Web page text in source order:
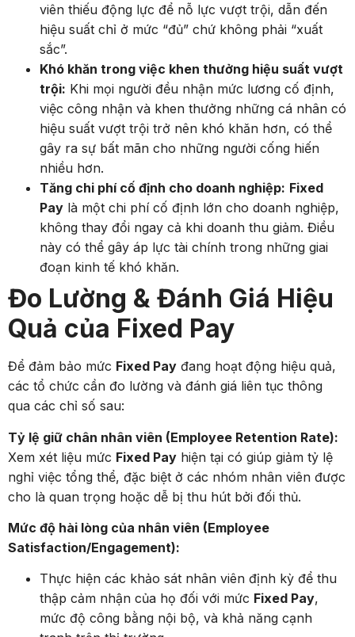
viên thiếu động lực để nỗ lực vượt trội, dẫn đến
hiệu suất chỉ ở mức “đủ” chứ không phải “xuất
sắc”.
Khó khăn trong việc khen thưởng hiệu suất vượt
trội: Khi mọi người đều nhận mức lương cố định,
việc công nhận và khen thưởng những cá nhân có
hiệu suất vượt trội trở nên khó khăn hơn, có thể
gây ra sự bất mãn cho những người cống hiến
nhiều hơn.
Tăng chi phí cố định cho doanh nghiệp: Fixed
Pay là một chi phí cố định lớn cho doanh nghiệp,
không thay đổi ngay cả khi doanh thu giảm. Điều
này có thể gây áp lực tài chính trong những giai
đoạn kinh tế khó khăn.
Đo Lường & Đánh Giá Hiệu
Quả của Fixed Pay
Để đảm bảo mức Fixed Pay đang hoạt động hiệu quả,
các tổ chức cần đo lường và đánh giá liên tục thông
qua các chỉ số sau:
Tỷ lệ giữ chân nhân viên (Employee Retention Rate):
Xem xét liệu mức Fixed Pay hiện tại có giúp giảm tỷ lệ
nghỉ việc tổng thể, đặc biệt ở các nhóm nhân viên được
cho là quan trọng hoặc dễ bị thu hút bởi đối thủ.
Mức độ hài lòng của nhân viên (Employee
Satisfaction/Engagement):
Thực hiện các khảo sát nhân viên định kỳ để thu
thập cảm nhận của họ đối với mức Fixed Pay,
mức độ công bằng nội bộ, và khả năng cạnh